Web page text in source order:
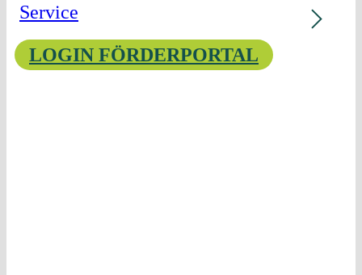
Service
LOGIN FÖRDERPORTAL